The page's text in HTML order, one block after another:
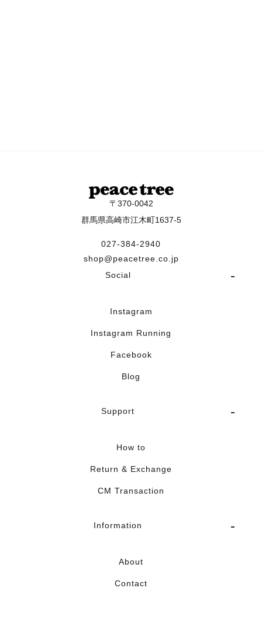
〒370-0042
群馬県高崎市江木町1637-5
027-384-2940
shop@peacetree.co.jp
Social
Instagram
Instagram Running
Facebook
Blog
Support
How to
Return & Exchange
CM Transaction
Information
About
Contact